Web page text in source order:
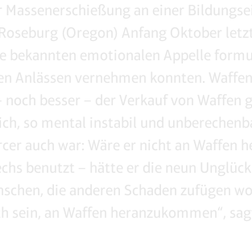
Massenerschießung an einer
(Oregon) Anfang Oktober
bekannten emotionalen Appelle
Anlässen vernehmen konnten.
besser – der Verkauf von Waffen
so mental instabil und
auch war: Wäre er nicht an Waffen
benutzt – hätte er die neun
die anderen Schaden zufügen
sein, an Waffen heranzukommen“,